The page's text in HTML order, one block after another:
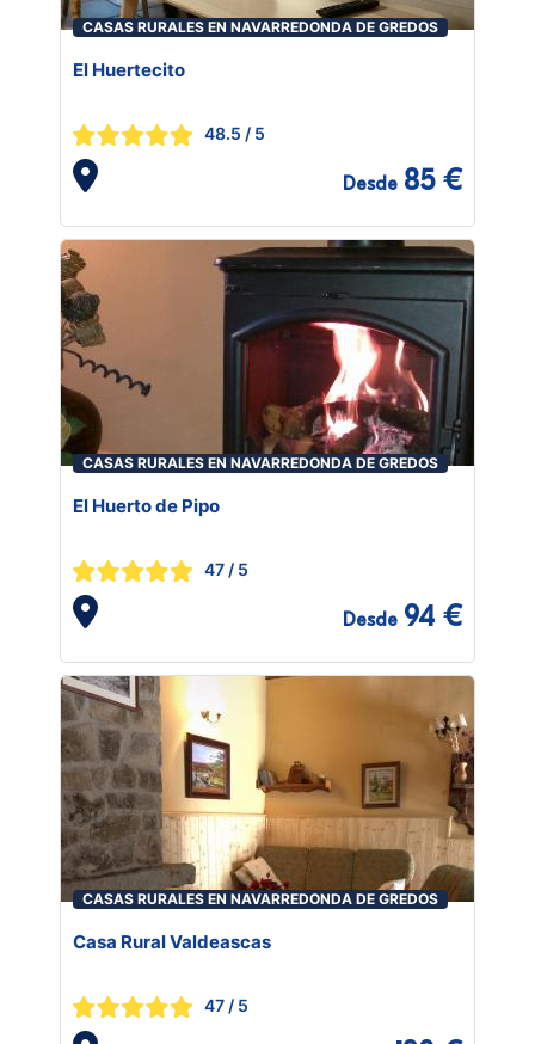
CASAS RURALES EN NAVARREDONDA DE GREDOS
El Huertecito
48.5 / 5
Desde 85 €
CASAS RURALES EN NAVARREDONDA DE GREDOS
El Huerto de Pipo
47 / 5
Desde 94 €
CASAS RURALES EN NAVARREDONDA DE GREDOS
Casa Rural Valdeascas
47 / 5